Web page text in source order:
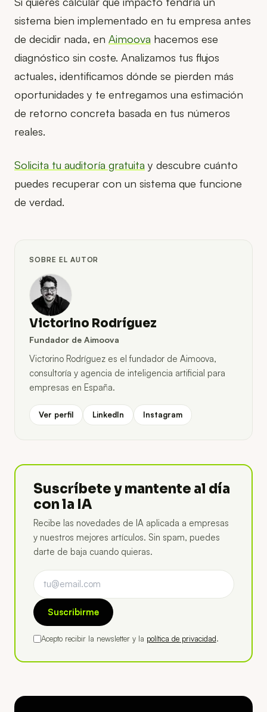
sistema bien implementado en tu empresa antes
de decidir nada, en Aimoova hacemos ese
diagnóstico sin coste. Analizamos tus flujos
actuales, identificamos dónde se pierden más
oportunidades y te entregamos una estimación
de retorno concreta basada en tus números
reales.
Solicita tu auditoría gratuita y descubre cuánto
puedes recuperar con un sistema que funcione
de verdad.
SOBRE EL AUTOR
Victorino Rodríguez
Fundador de Aimoova
Victorino Rodríguez es el fundador de Aimoova,
consultoría y agencia de inteligencia artificial para
empresas en España.
Ver perfil LinkedIn Instagram
Suscríbete y mantente al día
con la IA
Recibe las novedades de IA aplicada a empresas
y nuestros mejores artículos. Sin spam, puedes
darte de baja cuando quieras.
Suscribirme
Acepto recibir la newsletter y la política de privacidad.